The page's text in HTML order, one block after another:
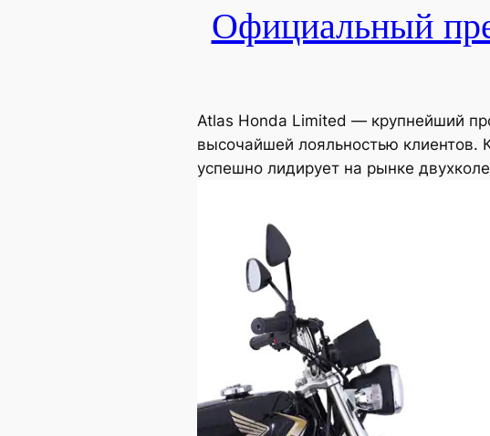
Официальный
Atlas Honda Limited — крупнейший
высочайшей лояльностью клиентов.
успешно лидирует на рынке